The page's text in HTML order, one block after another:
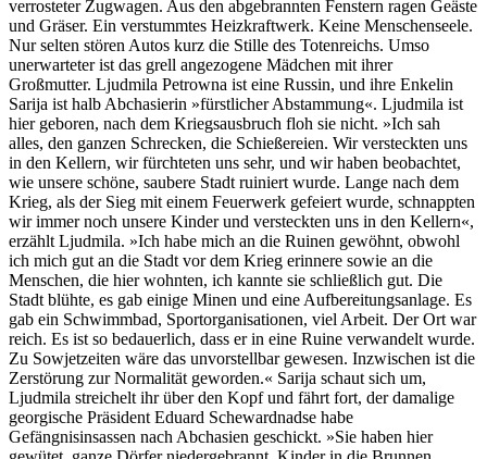
verrosteter Zugwagen. Aus den abgebrannten Fenstern ragen Geäste
und Gräser. Ein verstummtes Heizkraftwerk. Keine Menschenseele.
Nur selten stören Autos kurz die Stille des Totenreichs. Umso
unerwarteter ist das grell angezogene Mädchen mit ihrer
Großmutter. Ljudmila Petrowna ist eine Russin, und ihre Enkelin
Sarija ist halb Abchasierin »fürstlicher Abstammung«. Ljudmila ist
hier geboren, nach dem Kriegsausbruch floh sie nicht. »Ich sah
alles, den ganzen Schrecken, die Schießereien. Wir versteckten uns
in den Kellern, wir fürchteten uns sehr, und wir haben beobachtet,
wie unsere schöne, saubere Stadt ruiniert wurde. Lange nach dem
Krieg, als der Sieg mit einem Feuerwerk gefeiert wurde, schnappten
wir immer noch unsere Kinder und versteckten uns in den Kellern«,
erzählt Ljudmila. »Ich habe mich an die Ruinen gewöhnt, obwohl
ich mich gut an die Stadt vor dem Krieg erinnere sowie an die
Menschen, die hier wohnten, ich kannte sie schließlich gut. Die
Stadt blühte, es gab einige Minen und eine Aufbereitungsanlage. Es
gab ein Schwimmbad, Sportorganisationen, viel Arbeit. Der Ort war
reich. Es ist so bedauerlich, dass er in eine Ruine verwandelt wurde.
Zu Sowjetzeiten wäre das unvorstellbar gewesen. Inzwischen ist die
Zerstörung zur Normalität geworden.« Sarija schaut sich um,
Ljudmila streichelt ihr über den Kopf und fährt fort, der damalige
georgische Präsident Eduard Schewardnadse habe
Gefängnisinsassen nach Abchasien geschickt. »Sie haben hier